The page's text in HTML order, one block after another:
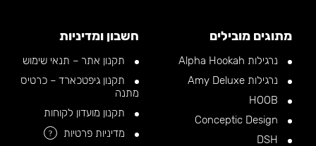
מתוגים מובילים
נרגילות Alpha Hookah
נרגילות Amy Deluxe
חשבון ומדיניות
תקנון אתר – תנאי שימוש
תקנון גיפטכארד – כרטיס
מתנה
תקנון מועדון לקוחות
מדיניות פרטיות
?